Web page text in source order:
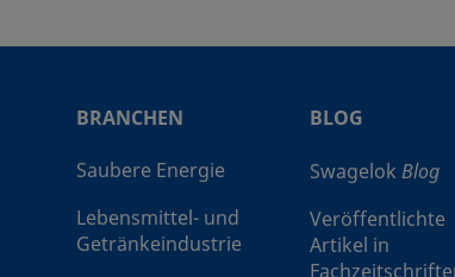
Edelstahl 316
Swagelok®
Edelstahl 316 3/8 Zoll NPT
BRANCHEN
Saubere Energie
Lebensmittel- und
Getränkeindustrie
BLOG
Swagelok Blog
Veröffentlichte
Artikel in